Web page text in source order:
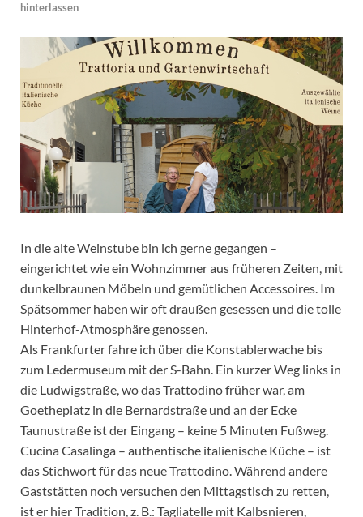
hinterlassen
In die alte Weinstube bin ich gerne gegangen –
eingerichtet wie ein Wohnzimmer aus früheren Zeiten, mit
dunkelbraunen Möbeln und gemütlichen Accessoires. Im
Spätsommer haben wir oft draußen gesessen und die tolle
Hinterhof-Atmosphäre genossen.
Als Frankfurter fahre ich über die Konstablerwache bis
zum Ledermuseum mit der S-Bahn. Ein kurzer Weg links in
die Ludwigstraße, wo das Trattodino früher war, am
Goetheplatz in die Bernardstraße und an der Ecke
Taunustraße ist der Eingang – keine 5 Minuten Fußweg.
Cucina Casalinga – authentische italienische Küche – ist
das Stichwort für das neue Trattodino. Während andere
Gaststätten noch versuchen den Mittagstisch zu retten,
ist er hier Tradition, z. B.: Tagliatelle mit Kalbsnieren,